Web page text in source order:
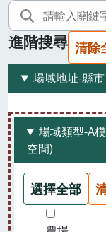
進階搜尋 清除
場域地址-縣市
場域類型-A
空間)
選擇全部